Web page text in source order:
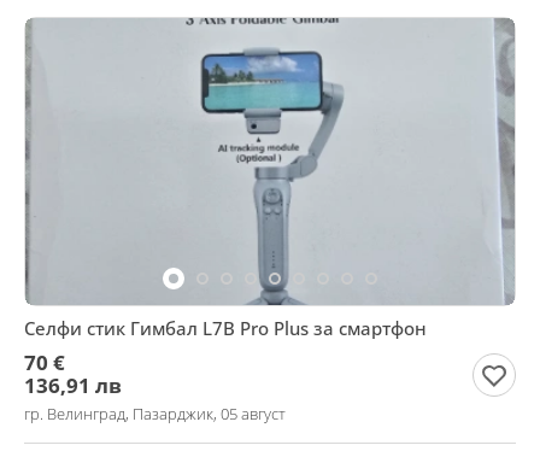
Селфи стик Гимбал L7B Pro Plus за смартфон
70 €
136,91 лв
гр. Велинград, Пазарджик, 05 август